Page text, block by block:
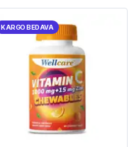
KARGO BEDAVA